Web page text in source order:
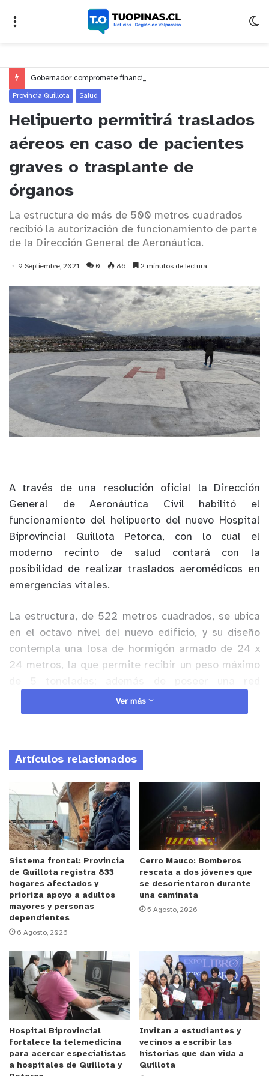
Provincia Quillota Salud
Helipuerto permitirá traslados
aéreos en caso de pacientes
graves o trasplante de
órganos
La estructura de más de 500 metros cuadrados
recibió la autorización de funcionamiento de parte
de la Dirección General de Aeronáutica.
9 Septiembre, 2021 0 86 2 minutos de lectura
A través de una resolución oficial la Dirección
General de Aeronáutica Civil habilitó el
funcionamiento del helipuerto del nuevo Hospital
Biprovincial Quillota Petorca, con lo cual el
moderno recinto de salud contará con la
posibilidad de realizar traslados aeromédicos en
emergencias vitales.
La estructura, de 522 metros cuadrados, se ubica
en el octavo nivel del nuevo edificio, y su diseño
contempla una losa de hormigón armado de 24 x
24 metros, la que permite recibir un peso máximo
perimetral de seguridad de 1.5 metros. El acceso a
la plataforma del helipuerto se hará mediante una
torre de hospitalización.
Anuncio Patrocinado
Tal como lo señala Claudio Fernández Molina,
Director del Hospital San Martín de Quillota y
próximo Director del Hospital Biprovincial, este
helipuerto dotará de la posibilidad de realizar
traslados aeromédicos y de procuramiento de
órganos cumpliendo con toda la normativa vigente:
“La aprobación por parte de la Dirección General
de Aeronáutica Civil del helipuerto del Hospital
la red de salud del Servicio de Salud Viña del Mar
Quillota, poder contar con una característica que
facilita el traslado aéreo transportado de nuestros
pacientes más graves. Por otra parte, es un
procura de órganos para lo que es traslado
oportuno”
Ver más
Artículos relacionados
Sistema frontal: Provincia
de Quillota registra 833
hogares afectados y
prioriza apoyo a adultos
mayores y personas
dependientes
6 Agosto, 2026
Cerro Mauco: Bomberos
rescata a dos jóvenes que
se desorientaron durante
una caminata
5 Agosto, 2026
Hospital Biprovincial
fortalece la telemedicina
para acercar especialistas
a hospitales de Quillota y
Invitan a estudiantes y
vecinos a escribir las
historias que dan vida a
Quillota